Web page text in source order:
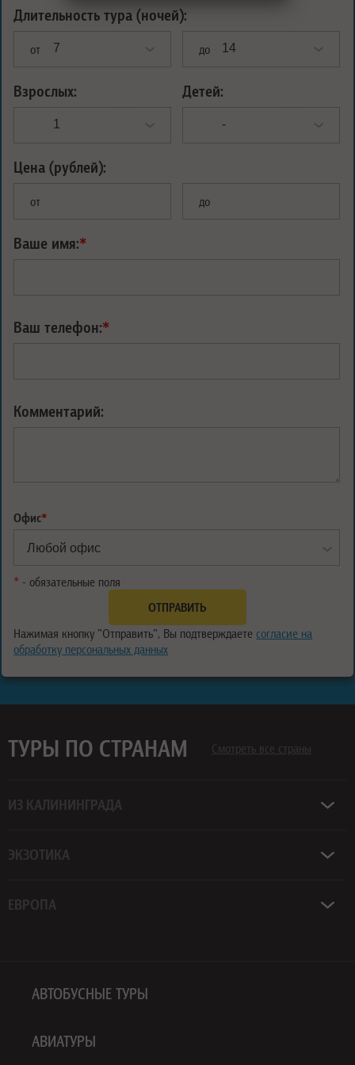
Длительность тура (ночей):
от до
Взрослых: Детей:
Цена (рублей):
от до
Ваше имя:*
Ваш телефон:*
Комментарий:
Офис*
* - обязательные поля
Нажимая кнопку "Отправить", Вы подтверждаете согласие на
обработку персональных данных
ТУРЫ ПО СТРАНАМ Смотреть все страны
ИЗ КАЛИНИНГРАДА
ЭКЗОТИКА
ЕВРОПА
АВТОБУСНЫЕ ТУРЫ
АВИАТУРЫ